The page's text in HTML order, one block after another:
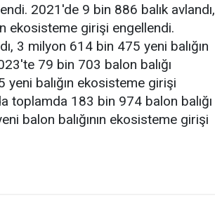
2021'de 9 bin 886 balık avlandı,
ekosisteme girişi engellendi.
3 milyon 614 bin 475 yeni balığın
79 bin 703 balon balığı
balığın ekosisteme girişi
toplamda 183 bin 974 balon balığı
balon balığının ekosisteme girişi